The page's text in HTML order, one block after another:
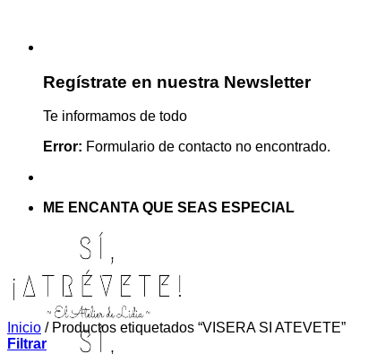
Regístrate en nuestra Newsletter
Te informamos de todo
Error: Formulario de contacto no encontrado.
ME ENCANTA QUE SEAS ESPECIAL
Inicio /Productos etiquetados “VISERA SI ATEVETE”
Filtrar